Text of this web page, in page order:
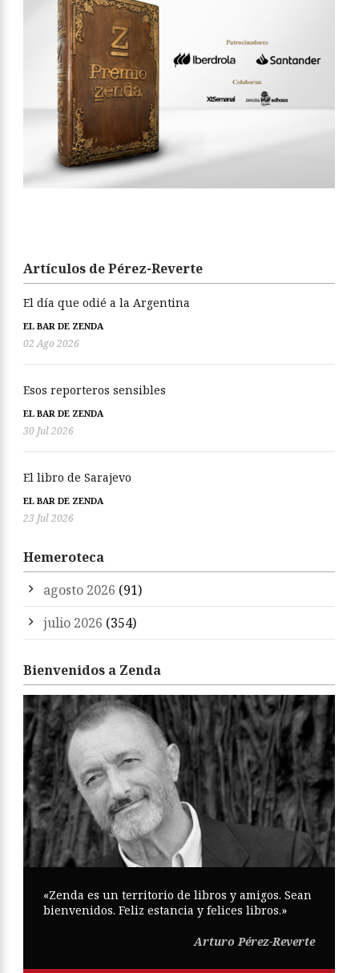
Artículos de Pérez-Reverte
El día que odié a la Argentina
EL BAR DE ZENDA
02 Ago 2026
Esos reporteros sensibles
EL BAR DE ZENDA
30 Jul 2026
El libro de Sarajevo
EL BAR DE ZENDA
23 Jul 2026
Hemeroteca
agosto 2026 (91)
julio 2026 (354)
Bienvenidos a Zenda
«Zenda es un territorio de libros y amigos. Sean
bienvenidos. Feliz estancia y felices libros.»
Arturo Pérez-Reverte